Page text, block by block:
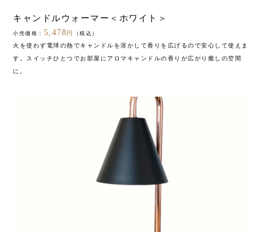
キャンドルウォーマー＜ホワイト＞
小売価格： 5,478円 （税込）
火を使わず電球の熱でキャンドルを溶かして香りを広げるので安心して使えま
す。スイッチひとつでお部屋にアロマキャンドルの香りが広がり癒しの空間
に。